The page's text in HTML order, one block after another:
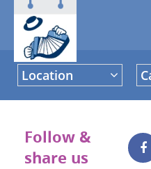
Location
Follow &
share us